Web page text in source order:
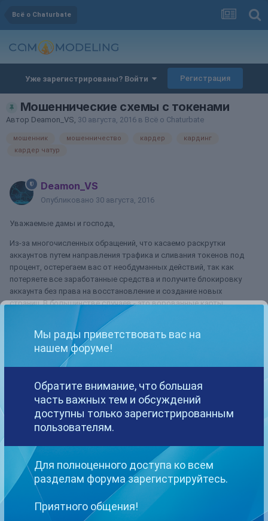
Всё о Chaturbate
Уже зарегистрированы? Войти Регистрация
Мошеннические схемы с токенами
Автор Deamon_VS, 30 августа, 2016 в Всё о Chaturbate
мошенник мошенничество кардер
кардинг
кардер чатур
Deamon_VS
Опубликовано 30 августа, 2016
Уважаемые дамы и господа,
Из-за многочисленных обращений, что касаемо раскрутки
аккаунтов путем направления трафика и сливания токенов под
процент, остерегаем вас от необдуманных действий, так как
потеряете все заработанные средства и получите блокировку
аккаунта без права на восстановление и создание новых
страниц. В большинстве случаев - это ворованные карты,
которые используют для пополнения, и затем через моделей
прогоняют балансы. Не соглашайтесь на уловки мошенников.
Если вам поступило подобное предложение, просьба
незамедлительно обратиться к
С уважением,
WCB
TryToFindFreedom
Опубликовано 17 октября, 2017
Мы рады приветствовать вас на
нашем форуме!
Обратите внимание, что большая
часть важных тем и обсуждений
доступны только зарегистрированным
пользователям.
Для полноценного доступа ко всем
разделам форума зарегистрируйтесь.
Приятного общения!